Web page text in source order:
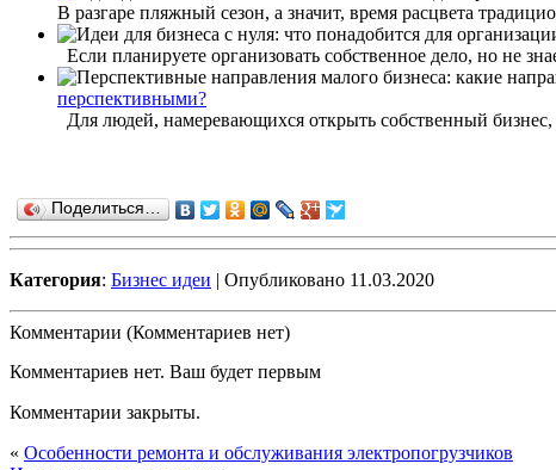
В разгаре пляжный сезон, а значит, время расцвета
Если планируете организовать собственное дело, но не
перспективными?
Для людей, намеревающихся открыть собственный
Поделиться…
Категория: Бизнес идеи | Опубликовано 11.03.2020
Комментарии (Комментариев нет)
Комментариев нет. Ваш будет первым
Комментарии закрыты.
« Особенности ремонта и обслуживания электропогрузчиков